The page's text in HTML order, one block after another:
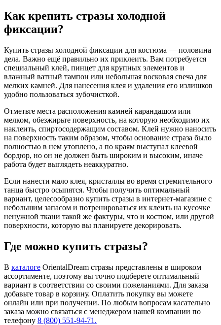
Как крепить стразы холодной
фиксации?
Купить стразы холодной фиксации для костюма — половина
дела. Важно ещё правильно их приклеить. Вам потребуется
специальный клей, пинцет для крупных элементов и
влажный ватный тампон или небольшая восковая свеча для
мелких камней. Для нанесения клея и удаления его излишков
удобно пользоваться зубочисткой.
Отметьте места расположения камней карандашом или
мелком, обезжирьте поверхность, на которую необходимо их
наклеить, спиртосодержащим составом. Клей нужно наносить
на поверхность таким образом, чтобы основание страза было
полностью в нем утоплено, а по краям выступал клеевой
бордюр, но он не должен быть широким и высоким, иначе
работа будет выглядеть неаккуратно.
Если нанести мало клея, кристаллы во время стремительного
танца быстро осыпятся. Чтобы получить оптимальный
вариант, целесообразно купить стразы в интернет-магазине с
небольшим запасом и потренироваться их клеить на кусочке
ненужной ткани такой же фактуры, что и костюм, или другой
поверхности, которую вы планируете декорировать.
Где можно купить стразы?
В каталоге OrientalDream стразы представлены в широком
ассортименте, поэтому вы точно подберете оптимальный
вариант в соответствии со своими пожеланиями. Для заказа
добавьте товар в корзину. Оплатить покупку вы можете
онлайн или при получении. По любым вопросам касательно
заказа можно связаться с менеджером нашей компании по
телефону 8 (800) 551-94-71.